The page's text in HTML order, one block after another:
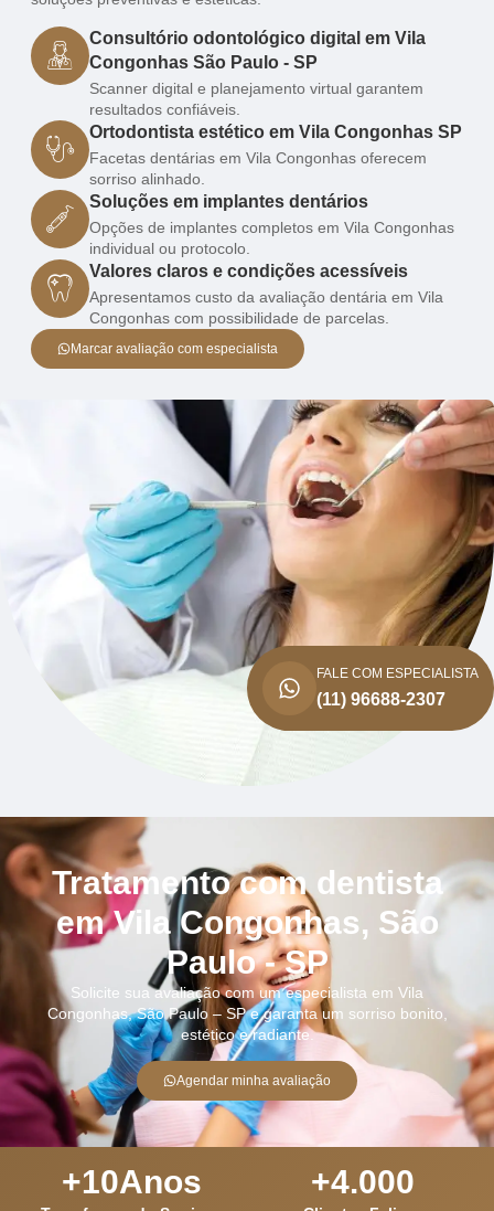
Consultório odontológico digital em Vila
Congonhas São Paulo - SP
Scanner digital e planejamento virtual garantem
resultados confiáveis.
Ortodontista estético em Vila Congonhas SP
Facetas dentárias em Vila Congonhas oferecem
sorriso alinhado.
Soluções em implantes dentários
Opções de implantes completos em Vila Congonhas
individual ou protocolo.
Valores claros e condições acessíveis
Apresentamos custo da avaliação dentária em Vila
Congonhas com possibilidade de parcelas.
Marcar avaliação com especialista
FALE COM ESPECIALISTA
(11) 96688-2307
Tratamento com dentista
em Vila Congonhas, São
Paulo - SP
Solicite sua avaliação com um especialista em Vila
Congonhas, São Paulo – SP e garanta um sorriso bonito,
estético e radiante.
Agendar minha avaliação
+10Anos +4.000